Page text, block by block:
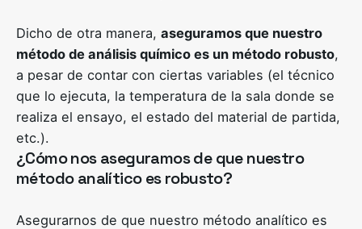
Dicho de otra manera, aseguramos que nuestro
método de análisis químico es un método robusto,
a pesar de contar con ciertas variables (el técnico
que lo ejecuta, la temperatura de la sala donde se
realiza el ensayo, el estado del material de partida,
etc.).
¿Cómo nos aseguramos de que nuestro
método analítico es robusto?
Asegurarnos de que nuestro método analítico es